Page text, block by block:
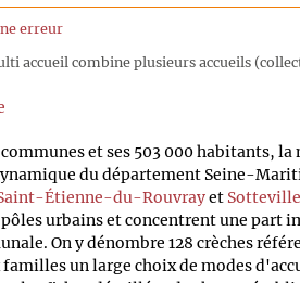
erreur
accueil combine plusieurs accueils
communes et ses 503 000 habitants,
du département Seine-
Étienne-du-Rouvrayet
urbains et concentrent une part
On y dénombre 128 crèches
un large choix de modes